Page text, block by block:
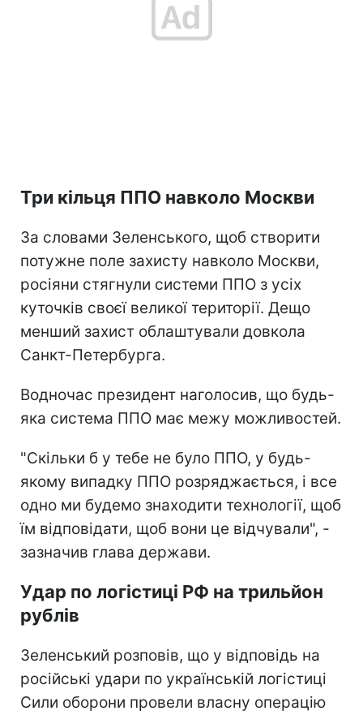
Три кільця ППО навколо Москви
За словами Зеленського, щоб створити
потужне поле захисту навколо Москви,
росіяни стягнули системи ППО з усіх
куточків своєї великої території. Дещо
менший захист облаштували довкола
Санкт-Петербурга.
Водночас президент наголосив, що будь-
яка система ППО має межу можливостей.
"Скільки б у тебе не було ППО, у будь-
якому випадку ППО розряджається, і все
одно ми будемо знаходити технології, щоб
їм відповідати, щоб вони це відчували", -
зазначив глава держави.
Удар по логістиці РФ на трильйон
рублів
Зеленський розповів, що у відповідь на
російські удари по українській логістиці
Сили оборони провели власну операцію